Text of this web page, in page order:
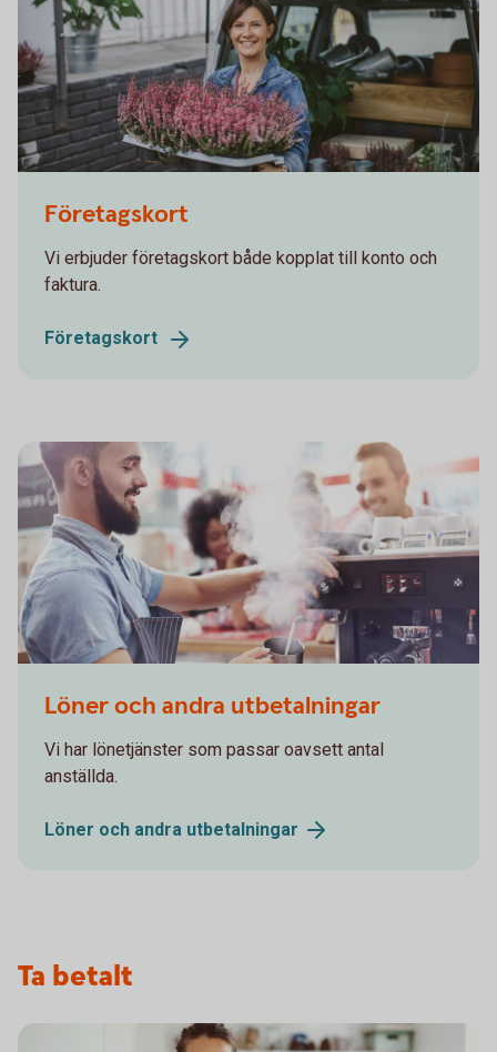
Företagskort
Vi erbjuder företagskort både kopplat till konto och
faktura.
Företagskort
Löner och andra utbetalningar
Vi har lönetjänster som passar oavsett antal
anställda.
Löner och andra utbetalningar
Ta betalt